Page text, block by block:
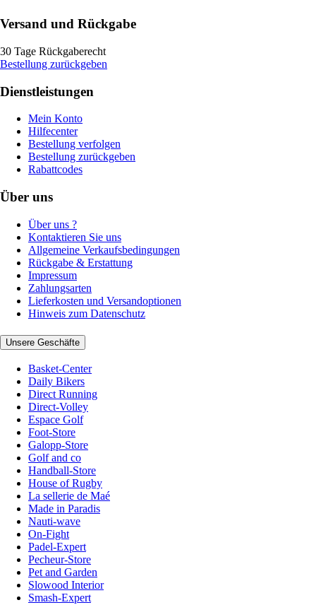
Versand und Rückgabe
30 Tage Rückgaberecht
Bestellung zurückgeben
Dienstleistungen
Mein Konto
Hilfecenter
Bestellung verfolgen
Bestellung zurückgeben
Rabattcodes
Über uns
Über uns ?
Kontaktieren Sie uns
Allgemeine Verkaufsbedingungen
Rückgabe & Erstattung
Impressum
Zahlungsarten
Lieferkosten und Versandoptionen
Hinweis zum Datenschutz
Unsere Geschäfte
Basket-Center
Daily Bikers
Direct Running
Direct-Volley
Espace Golf
Foot-Store
Galopp-Store
Golf and co
Handball-Store
House of Rugby
La sellerie de Maé
Made in Paradis
Nauti-wave
On-Fight
Padel-Expert
Pecheur-Store
Pet and Garden
Slowood Interior
Smash-Expert